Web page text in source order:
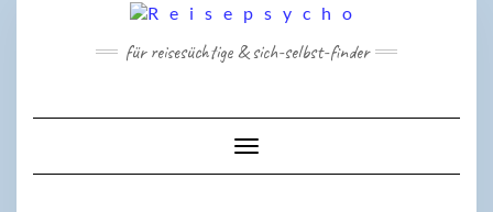
für reisesüchtige & sich-selbst-finder
Toggle Navigation